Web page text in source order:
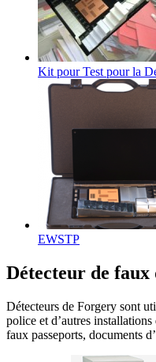
Kit pour Test pour la
EWSTP
Détecteur de faux
Détecteurs de Forgery sont
police et d’autres
faux passeports, documents